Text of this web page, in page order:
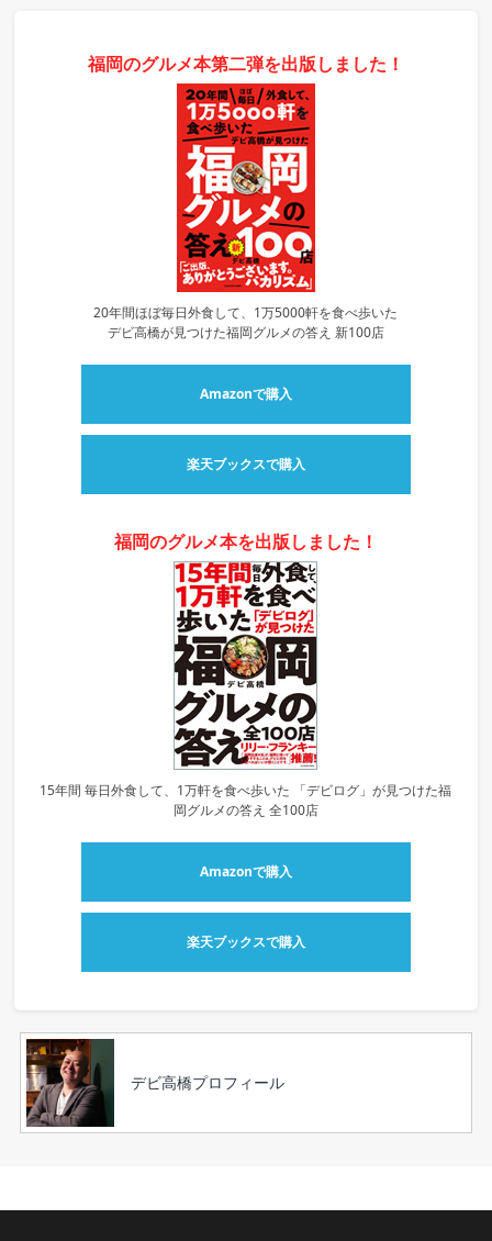
福岡のグルメ本第二弾を出版しました！
20年間ほぼ毎日外食して、1万5000軒を食べ歩いた
デビ高橋が見つけた福岡グルメの答え 新100店
Amazonで購入
楽天ブックスで購入
福岡のグルメ本を出版しました！
15年間 毎日外食して、1万軒を食べ歩いた 「デビログ」が見つけた福
岡グルメの答え 全100店
Amazonで購入
楽天ブックスで購入
デビ高橋プロフィール